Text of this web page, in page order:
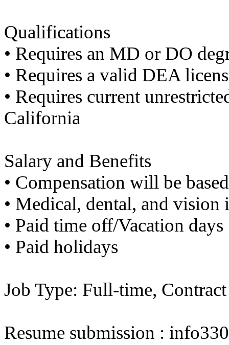
웹
끼
프
후
미
국
국
시
대
Qualifications
•​ ​Requires an MD or DO
•​ ​Requires a valid DEA
•​ ​Requires current
California
Salary and Benefits
•​ ​Compensation will be
•​ ​Medical, dental, and vision
•​ ​Paid time off/Vacation days
•​ ​Paid holidays
Job Type: Full-time, Contract
Resume submission :